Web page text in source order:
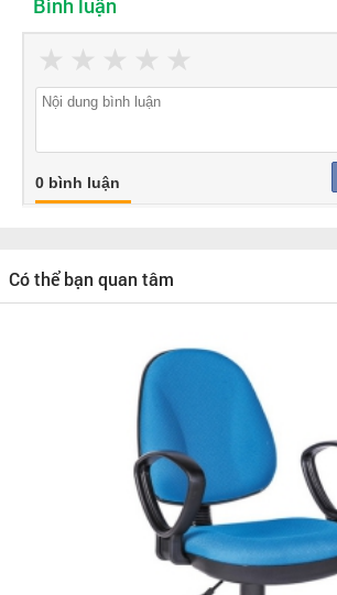
Bình luận
★
★
★
★
★
0 bình luận
Có thể bạn quan tâm